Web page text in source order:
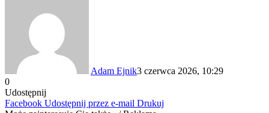
Adam Ejnik3 czerwca 2026, 10:29
0
Udostępnij
Facebook Udostępnij przez e-mail Drukuj